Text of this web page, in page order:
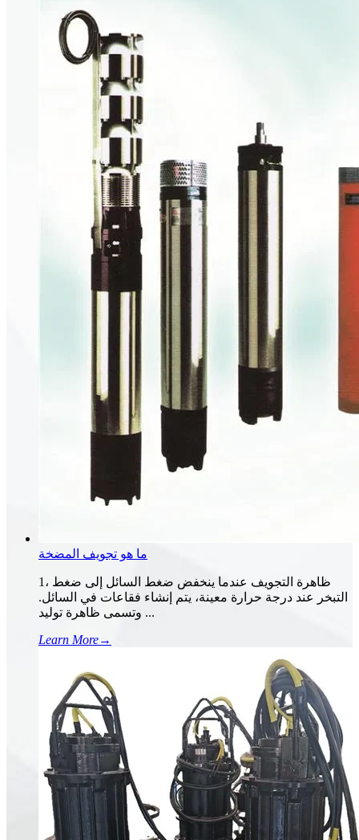
ما هو تجويف المضخة
1، ظاهرة التجويف عندما ينخفض ​​ضغط السائل إلى ضغط
التبخر عند درجة حرارة معينة، يتم إنشاء فقاعات في السائل.
وتسمى ظاهرة توليد ...
Learn More→